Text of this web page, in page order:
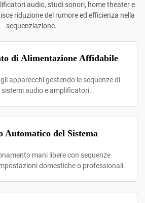
audio, studi sonori, home theater e
riduzione del rumore ed efficienza nella
sequenziazione.
di Alimentazione Affidabile
apparecchi gestendo le sequenze di
sistemi audio e amplificatori.
Automatico del Sistema
mani libere con sequenze
domestiche o professionali.